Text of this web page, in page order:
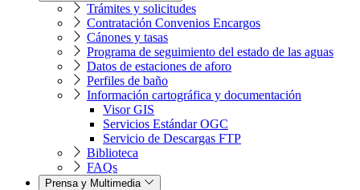
Trámites y solicitudes
Contratación Convenios Encargos
Cánones y tasas
Programa de seguimiento del estado de las aguas
Datos de estaciones de aforo
Perfiles de baño
Información cartográfica y documentación
Visor GIS
Servicios Estándar OGC
Servicio de Descargas FTP
Biblioteca
FAQs
Prensa y Multimedia